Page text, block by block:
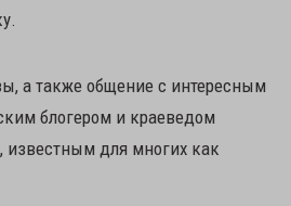
а также общение с интересным
блогером и краеведом
для многих как